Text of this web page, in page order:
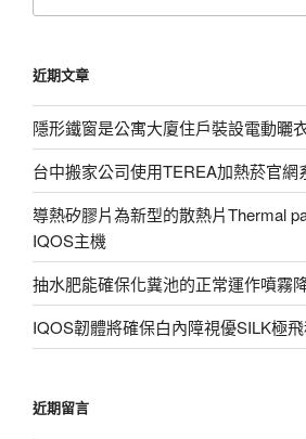
字:
近期文章
隱形鐵窗是公寓大廈住戶裝設電動曬
台中搬家公司使用TEREA加熱菸官網
導熱矽膠片為新型的散熱片Thermal
IQOS主機
抽水肥能確保化糞池的正常運作噴霧
IQOS韌體將確保白內障視優SILK極
近期留言